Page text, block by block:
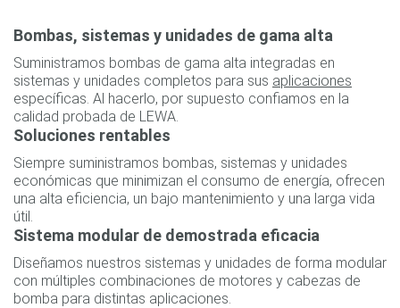
Bombas, sistemas y unidades de gama alta
Suministramos bombas de gama alta integradas en
sistemas y unidades completos para sus aplicaciones
específicas. Al hacerlo, por supuesto confiamos en la
calidad probada de LEWA.
Soluciones rentables
Siempre suministramos bombas, sistemas y unidades
económicas que minimizan el consumo de energía, ofrecen
una alta eficiencia, un bajo mantenimiento y una larga vida
útil.
Sistema modular de demostrada eficacia
Diseñamos nuestros sistemas y unidades de forma modular
con múltiples combinaciones de motores y cabezas de
bomba para distintas aplicaciones.